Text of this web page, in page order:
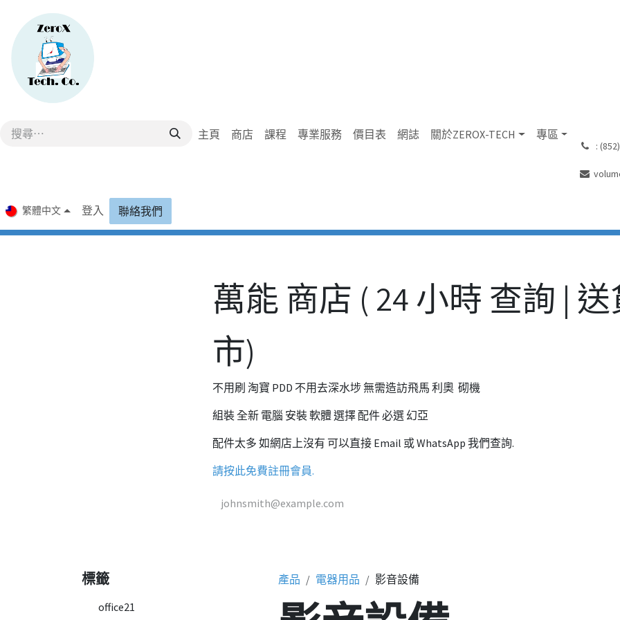
主頁 商店 課程 專業服務 價目表 網誌 關於ZEROX-TECH 專區
:
繁體中文 登入 聯絡我們
萬能​ 商店 ( 24 小時 查詢 |
市)
不用刷 淘寶 PDD 不用去深水埗 無需造訪飛馬 利奧 砌機
組裝 全新 電腦 安裝 軟體 選擇 配件 必選 幻亞
配件太多 如網店上沒有 可以直接 Email 或 WhatsApp 我們查詢.
請按此免費註冊會員.
標籤
office21
產品 電器用品 影音設備